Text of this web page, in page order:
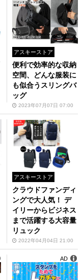
アスキーストア
便利で効率的な収納
空間、どんな服装に
も似合うスリングバ
ッグ
2023年07月07日 07:00
アスキーストア
クラウドファンディ
ングで大人気！ デ
イリーからビジネス
まで活躍する大容量
リュック
2022年04月04日 21:00
AD